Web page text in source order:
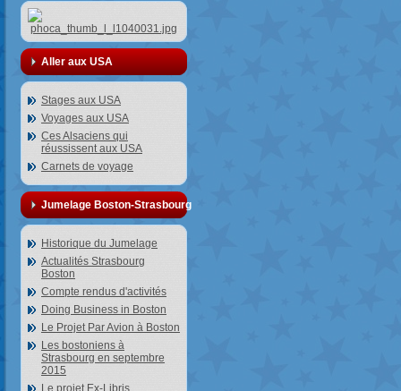
Aller aux USA
Stages aux USA
Voyages aux USA
Ces Alsaciens qui
réussissent aux USA
Carnets de voyage
Jumelage Boston-Strasbourg
Historique du Jumelage
Actualités Strasbourg
Boston
Compte rendus d'activités
Doing Business in Boston
Le Projet Par Avion à Boston
Les bostoniens à
Strasbourg en septembre
2015
Le projet Ex-Libris